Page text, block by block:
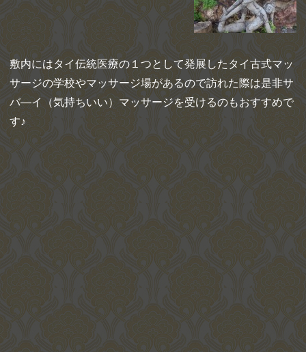
敷内にはタイ伝統医療の１つとして発展したタイ古式マッ
サージの学校やマッサージ場があるので訪れた際は是非サ
バ―イ（気持ちいい）マッサージを受けるのもおすすめで
す♪